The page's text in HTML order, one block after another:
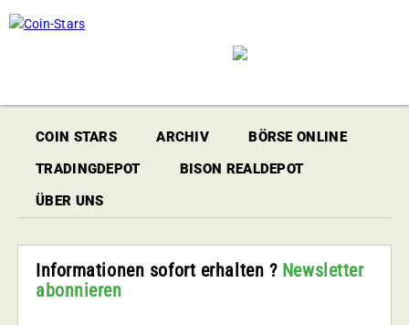
COIN STARS ARCHIV
BÖRSE ONLINE
TRADINGDEPOT
BISON REALDEPOT
ÜBER UNS
Informationen sofort erhalten ? Newsletter
abonnieren